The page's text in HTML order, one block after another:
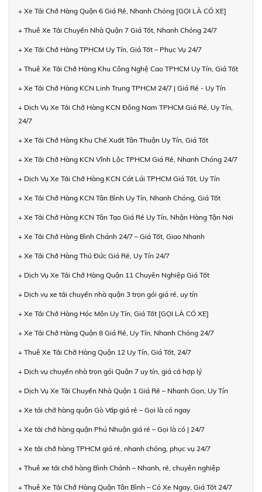
+ Xe Tải Chở Hàng Quận 6 Giá Rẻ, Nhanh Chóng [GỌI LÀ CÓ XE]
+ Thuê Xe Tải Chuyển Nhà Quận 7 Giá Tốt, Nhanh Chóng 24/7
+ Xe Tải Chở Hàng TPHCM Uy Tín, Giá Tốt – Phục Vụ 24/7
+ Thuê Xe Tải Chở Hàng Khu Công Nghệ Cao TPHCM Uy Tín, Giá Tốt
+ Xe Tải Chở Hàng KCN Linh Trung TPHCM 24/7 | Giá Rẻ - Uy Tín
+ Dịch Vụ Xe Tải Chở Hàng KCN Đông Nam TPHCM Giá Rẻ, Uy Tín,
24/7
+ Xe Tải Chở Hàng Khu Chế Xuất Tân Thuận Uy Tín, Giá Tốt
+ Xe Tải Chở Hàng KCN Vĩnh Lộc TPHCM Giá Rẻ, Nhanh Chóng 24/7
+ Dịch Vụ Xe Tải Chở Hàng KCN Cát Lái TPHCM Giá Tốt, Uy Tín
+ Xe Tải Chở Hàng KCN Tân Bình Uy Tín, Nhanh Chóng, Giá Tốt
+ Xe Tải Chở Hàng KCN Tân Tạo Giá Rẻ Uy Tín, Nhận Hàng Tận Nơi
+ Xe Tải Chở Hàng Bình Chánh 24/7 – Giá Tốt, Giao Nhanh
+ Xe Tải Chở Hàng Thủ Đức Giá Rẻ, Uy Tín 24/7
+ Dịch Vụ Xe Tải Chở Hàng Quận 11 Chuyên Nghiệp Giá Tốt
+ Dịch vụ xe tải chuyển nhà quận 3 trọn gói giá rẻ, uy tín
+ Xe Tải Chở Hàng Hóc Môn Uy Tín, Giá Tốt [GỌI LÀ CÓ XE]
+ Xe Tải Chở Hàng Quận 8 Giá Rẻ, Uy Tín, Nhanh Chóng 24/7
+ Thuê Xe Tải Chở Hàng Quận 12 Uy Tín, Giá Tốt, 24/7
+ Dịch vụ chuyển nhà trọn gói Quận 7 uy tín, giá cả hợp lý
+ Dịch Vụ Xe Tải Chuyển Nhà Quận 1 Giá Rẻ – Nhanh Gọn, Uy Tín
+ Xe tải chở hàng quận Gò Vấp giá rẻ – Gọi là có ngay
+ Xe tải chở hàng quận Phú Nhuận giá rẻ – Gọi là có | 24/7
+ Xe tải chở hàng TPHCM giá rẻ, nhanh chóng, phục vụ 24/7
+ Thuê xe tải chở hàng Bình Chánh – Nhanh, rẻ, chuyên nghiệp
+ Thuê Xe Tải Chở Hàng Quận Tân Bình – Có Xe Ngay, Giá Tốt 24/7